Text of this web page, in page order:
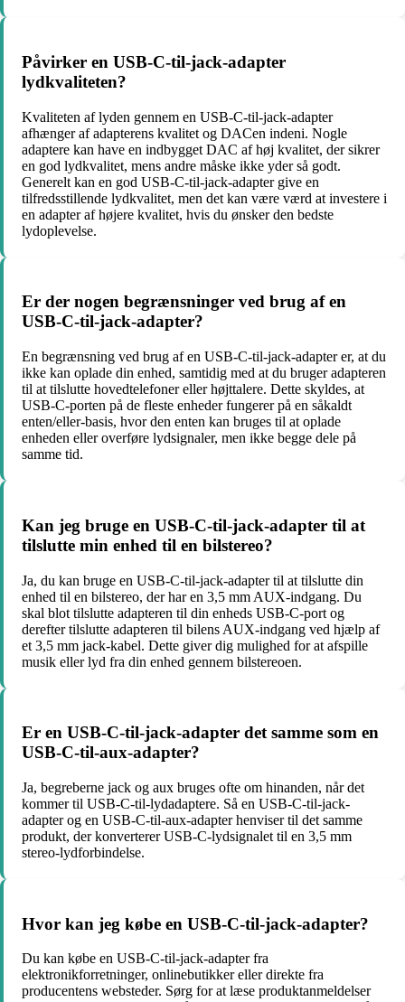
Påvirker en USB-C-til-jack-adapter
lydkvaliteten?
Kvaliteten af lyden gennem en USB-C-til-jack-adapter
afhænger af adapterens kvalitet og DACen indeni. Nogle
adaptere kan have en indbygget DAC af høj kvalitet, der sikrer
en god lydkvalitet, mens andre måske ikke yder så godt.
Generelt kan en god USB-C-til-jack-adapter give en
tilfredsstillende lydkvalitet, men det kan være værd at investere i
en adapter af højere kvalitet, hvis du ønsker den bedste
lydoplevelse.
Er der nogen begrænsninger ved brug af en
USB-C-til-jack-adapter?
En begrænsning ved brug af en USB-C-til-jack-adapter er, at du
ikke kan oplade din enhed, samtidig med at du bruger adapteren
til at tilslutte hovedtelefoner eller højttalere. Dette skyldes, at
USB-C-porten på de fleste enheder fungerer på en såkaldt
enten/eller-basis, hvor den enten kan bruges til at oplade
enheden eller overføre lydsignaler, men ikke begge dele på
samme tid.
Kan jeg bruge en USB-C-til-jack-adapter til at
tilslutte min enhed til en bilstereo?
Ja, du kan bruge en USB-C-til-jack-adapter til at tilslutte din
enhed til en bilstereo, der har en 3,5 mm AUX-indgang. Du
skal blot tilslutte adapteren til din enheds USB-C-port og
derefter tilslutte adapteren til bilens AUX-indgang ved hjælp af
et 3,5 mm jack-kabel. Dette giver dig mulighed for at afspille
musik eller lyd fra din enhed gennem bilstereoen.
Er en USB-C-til-jack-adapter det samme som en
USB-C-til-aux-adapter?
Ja, begreberne jack og aux bruges ofte om hinanden, når det
kommer til USB-C-til-lydadaptere. Så en USB-C-til-jack-
adapter og en USB-C-til-aux-adapter henviser til det samme
produkt, der konverterer USB-C-lydsignalet til en 3,5 mm
stereo-lydforbindelse.
Hvor kan jeg købe en USB-C-til-jack-adapter?
Du kan købe en USB-C-til-jack-adapter fra
elektronikforretninger, onlinebutikker eller direkte fra
producentens websteder. Sørg for at læse produktanmeldelser